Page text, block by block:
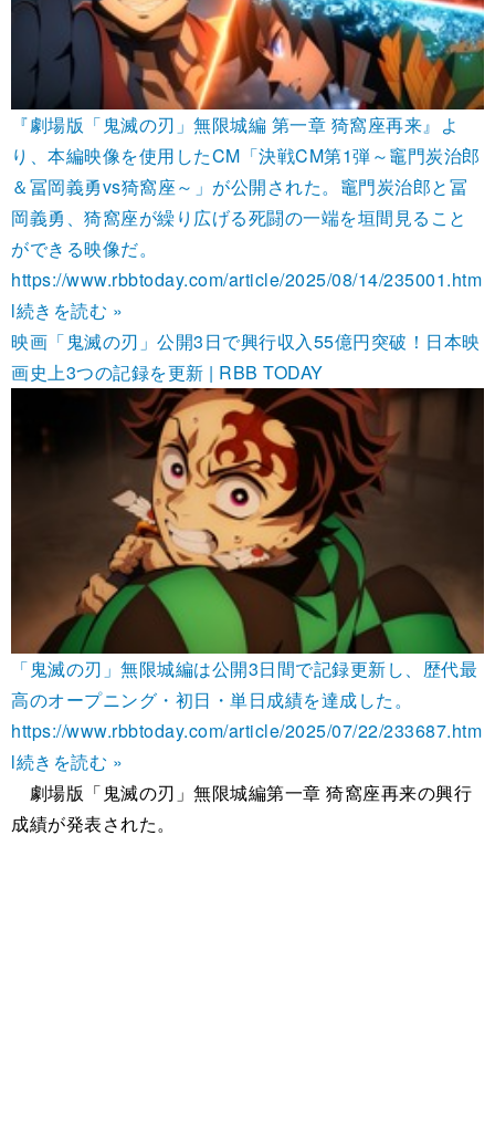
『劇場版「鬼滅の刃」無限城編 第一章 猗窩座再来』よ
り、本編映像を使用したCM「決戦CM第1弾～竈門炭治郎
＆冨岡義勇vs猗窩座～」が公開された。竈門炭治郎と冨
岡義勇、猗窩座が繰り広げる死闘の一端を垣間見ること
ができる映像だ。
https://www.rbbtoday.com/article/2025/08/14/235001.htm
l続きを読む »
映画「鬼滅の刃」公開3日で興行収入55億円突破！日本映
画史上3つの記録を更新 | RBB TODAY
「鬼滅の刃」無限城編は公開3日間で記録更新し、歴代最
高のオープニング・初日・単日成績を達成した。
https://www.rbbtoday.com/article/2025/07/22/233687.htm
l続きを読む »
劇場版「鬼滅の刃」無限城編第一章 猗窩座再来の興行
成績が発表された。